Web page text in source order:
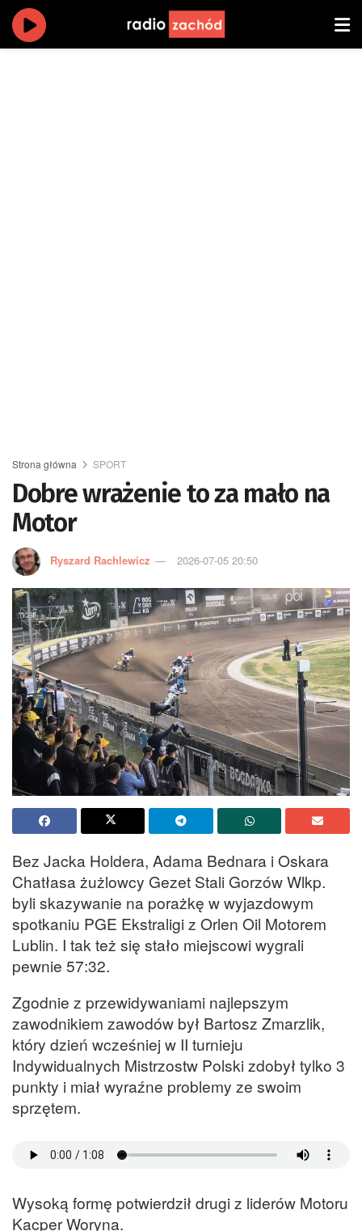
Strona główna SPORT
Dobre wrażenie to za mało na
Motor
Ryszard Rachlewicz 2026-07-05 20:50
Bez Jacka Holdera, Adama Bednara i Oskara
Chatłasa żużlowcy Gezet Stali Gorzów Wlkp.
byli skazywanie na porażkę w wyjazdowym
spotkaniu PGE Ekstraligi z Orlen Oil Motorem
Lublin. I tak też się stało miejscowi wygrali
pewnie 57:32.
Zgodnie z przewidywaniami najlepszym
zawodnikiem zawodów był Bartosz Zmarzlik,
który dzień wcześniej w II turnieju
Indywidualnych Mistrzostw Polski zdobył tylko 3
punkty i miał wyraźne problemy ze swoim
sprzętem.
Wysoką formę potwierdził drugi z liderów Motoru
Kacper Woryna.